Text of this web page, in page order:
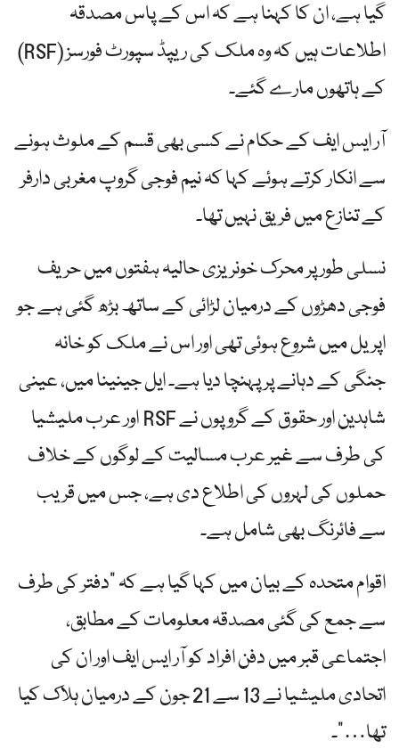
گیا ہے، ان کا کہنا ہے کہ اس کے پاس مصدقہ
اطلاعات ہیں کہ وہ ملک کی ریپڈ سپورٹ فورسز (RSF)
کے ہاتھوں مارے گئے۔
آر ایس ایف کے حکام نے کسی بھی قسم کے ملوث ہونے
سے انکار کرتے ہوئے کہا کہ نیم فوجی گروپ مغربی دارفر
کے تنازع میں فریق نہیں تھا۔
نسلی طور پر محرک خونریزی حالیہ ہفتوں میں حریف
فوجی دھڑوں کے درمیان لڑائی کے ساتھ بڑھ گئی ہے جو
اپریل میں شروع ہوئی تھی اور اس نے ملک کو خانہ
جنگی کے دہانے پر پہنچا دیا ہے۔ ایل جینینا میں، عینی
شاہدین اور حقوق کے گروپوں نے RSF اور عرب ملیشیا
کی طرف سے غیر عرب مسالیت کے لوگوں کے خلاف
حملوں کی لہروں کی اطلاع دی ہے، جس میں قریب
سے فائرنگ بھی شامل ہے۔
اقوام متحدہ کے بیان میں کہا گیا ہے کہ "دفتر کی طرف
سے جمع کی گئی مصدقہ معلومات کے مطابق،
اجتماعی قبر میں دفن افراد کو آر ایس ایف اور ان کی
اتحادی ملیشیا نے 13 سے 21 جون کے درمیان ہلاک کیا
تھا…”۔